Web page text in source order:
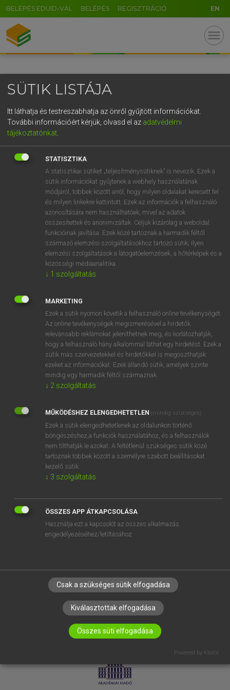
BELÉPÉS EDUID-VAL BELÉPÉS REGISZTRÁCIÓ EN
menu
OOOOPS!
SZOTAR.NET APPLIKÁCIÓ
MICROSOFT OFFICE BŐVÍTMÉNY
BEÉPÜLŐ SZÓTÁRMODUL
ONLINE NYELVVIZSGA
EGYÉNI FELHASZNÁLÓKNAK
TANULÓKNAK
OKTATÁSI INTÉZMÉNYEKNEK
VÁLLALATI MEGOLDÁSOK
RÓLUNK
ELÉRHETŐSÉG
SÜTI BEÁLLÍTÁSOK
LICENCSZERZŐDÉS ADATVÉDELEM
SÜTIK LISTÁJA
Itt láthatja és testreszabhatja az önről gyűjtött információkat.
További információért kérjük, olvasd el az adatvédelmi
tájékoztatónkat
STATISZTIKA
A statisztikai sütiket „teljesítménysütiknek” is nevezik. Ezek a
sütik információkat gyűjtenek a webhely használatának
módjáról, többek között arról, hogy milyen oldalakat keresett fel
és milyen linkekre kattintott. Ezek az információk a felhasználó
azonosítására nem használhatóak, mivel az adatok
összesítettek és anonimizáltak. Céljuk kizárólag a weboldal
funkcióinak javítása. Ezek közé tartoznak a harmadik féltől
származó elemzési szolgáltatásokhoz tartozó sütik; ilyen
elemzési szolgáltatások a látogatóelemzések, a hőtérképek és a
közösségi médiaanalitika.
↓ 1 szolgáltatás
MARKETING
Ezek a sütik nyomon követik a felhasználó online tevékenységét.
Az online tevékenységek megismerésével a hirdetők
relevánsabb reklámokat jeleníthetnek meg, és korlátozhatják,
hogy a felhasználó hány alkalommal láthat egy hirdetést. Ezek a
sütik más szervezetekkel és hirdetőkkel is megoszthatják
ezeket az információkat. Ezek állandó sütik, amelyek szinte
mindig egy harmadik féltől származnak.
↓ 2 szolgáltatás
MŰKÖDÉSHEZ ELENGEDHETETLEN (mindig szükséges)
Ezek a sütik elengedhetetlenek az oldalunkon történő
böngészéshez,a funkciók használatához, és a felhasználók
nem tilthatják le azokat. A feltétlenül szükséges sütik közé
tartoznak többek között a személyre szabott beállításokat
kezelő sütik.
↓ 3 szolgáltatás
ÖSSZES APP ÁTKAPCSOLÁSA
Használja ezt a kapcsolót az összes alkalmazás
engedélyezéséhez/letiltásához.
Csak a szükséges sütik elfogadása
Kiválasztottak elfogadása
Összes süti elfogadása
Powered by Klaro!
GR
5
g h k l
v b n m , . - AltGr